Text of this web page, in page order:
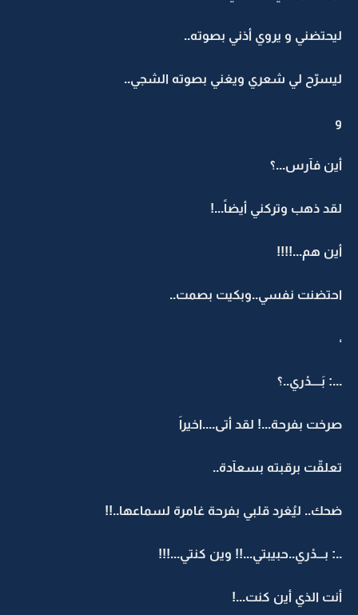
ليحتضني و يروي أذني بصوته..
ليسرّح لي شعري ويغني بصوته الشجي..
و
أين فآرس...؟
لقد ذهب وتركني أيضاً...!
أين هم...!!!!
احتضنت نفسي..وبكيت بصمت..
،
...: بَــــدْري..؟
صرخت بفرحة...! لقد أتى....اخيراَ
تعلقّت برقبته بسعآدة..
ضحك.. ليُغرد قلبي بفرحة غامرة لسماعها..!!
..: بـــدْري..حبيبتي...!! وين كنتي...!!!
أنت الذي أين كنت...!